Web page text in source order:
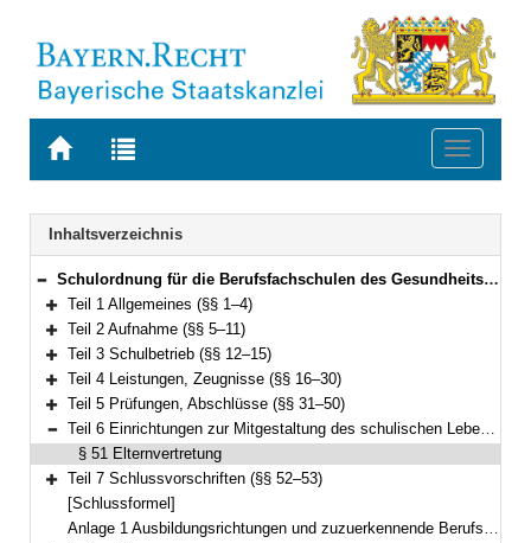
Zur
BAYERN.RECHT
Zur
letzten
Suche
Toggle
Navigation
Inhaltsverzeichnis
Bereich reduzieren
Schulordnung für die Berufsfachschulen des Gesundheitswesens (Berufsfachschulordnung Gesundheitswesen – BFSO Gesundheit) Vom 31. Mai 2022 (GVBl. S. 322) BayRS 2236-4-1-2-K (§§ 1–53)
Bereich erweitern
Teil 1 Allgemeines (§§ 1–4)
Bereich erweitern
Teil 2 Aufnahme (§§ 5–11)
Bereich erweitern
Teil 3 Schulbetrieb (§§ 12–15)
Bereich erweitern
Teil 4 Leistungen, Zeugnisse (§§ 16–30)
Bereich erweitern
Teil 5 Prüfungen, Abschlüsse (§§ 31–50)
Bereich reduzieren
Teil 6 Einrichtungen zur Mitgestaltung des schulischen Lebens (§ 51)
§ 51 Elternvertretung
Bereich erweitern
Teil 7 Schlussvorschriften (§§ 52–53)
[Schlussformel]
Anlage 1 Ausbildungsrichtungen und zuzuerkennende Berufsbezeichnungen